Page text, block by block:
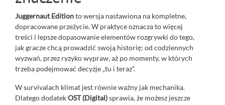
Juggernaut Editionto wersja nastawiona na kompletne,
dopracowane przeżycie. W praktyce oznacza to więcej
treści i lepsze dopasowanie elementów rozgrywki do tego,
jak gracze chcą prowadzić swoją historię: od codziennych
wyzwań, przez ryzyko wypraw, aż po momenty, w których
trzeba podejmować decyzje „tu i teraz”.
W survivalach klimat jest równie ważny jak mechanika.
Dlatego dodatekOST (Digital)sprawia, że możesz jeszcze